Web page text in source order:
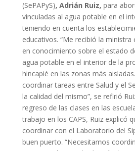
(SePAPyS), Adrián Ruiz, para
vinculadas al agua potable en el
teniendo en cuenta los
educativos. “Me recibió la ministra
en conocimiento sobre el estado
agua potable en el interior de la
hincapié en las zonas más
coordinar tareas entre Salud y el
la calidad del mismo”, se refirió
regreso de las clases en las
trabajo en los CAPS, Ruiz explicó
coordinar con el Laboratorio del
buen puerto. “Necesitamos